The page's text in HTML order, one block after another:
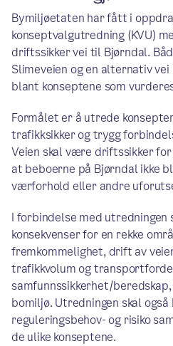
Bymiljøetaten har fått i
konseptvalgutredning (KVU)
driftssikker vei til Bjørndal.
Slimeveien og en alternativ
blant konseptene som
Formålet er å utrede
trafikksikker og trygg
Veien skal være driftssikker
at beboerne på Bjørndal ikke
værforhold eller andre
I forbindelse med utredningen
konsekvenser for en rekke
fremkommelighet, drift av
trafikkvolum og
samfunnssikkerhet/
bomiljø. Utredningen skal
reguleringsbehov- og risiko
de ulike konseptene.